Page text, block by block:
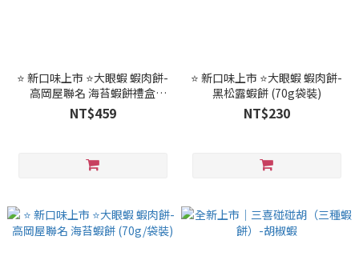
⭐ 新口味上市 ⭐大眼蝦 蝦肉餅-
高岡屋聯名 海苔蝦餅禮盒
(120g/盒裝)
NT$459
⭐ 新口味上市 ⭐大眼蝦 蝦肉餅-
黑松露蝦餅 (70g袋裝)
NT$230